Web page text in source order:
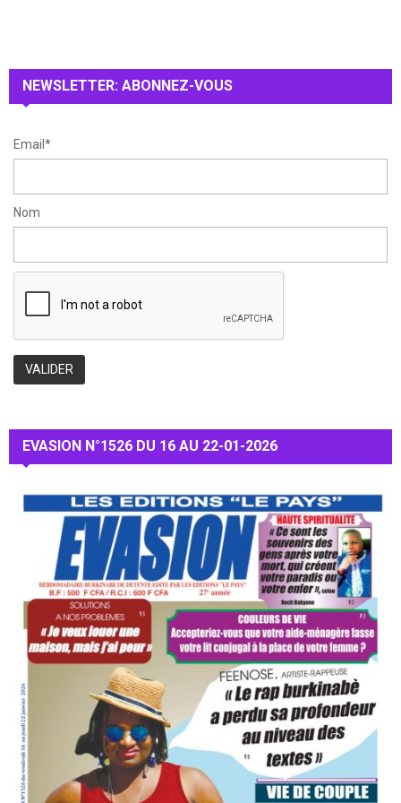
:
NEWSLETTER: ABONNEZ-VOUS
Email*
Nom
EVASION N°1526 DU 16 AU 22-01-2026